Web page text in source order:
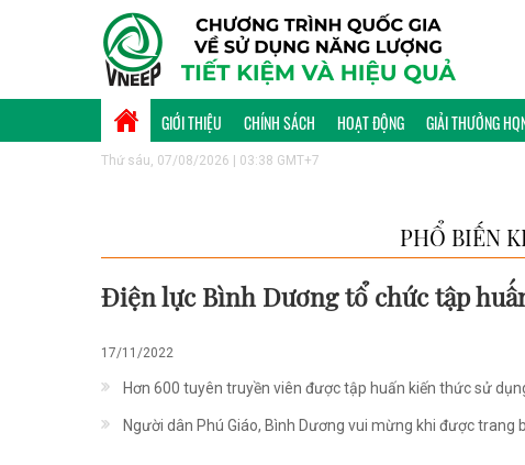
GIỚI THIỆU CHÍNH SÁCH HOẠT ĐỘNG GIẢI THƯỞNG
Thứ sáu, 07/08/2026 | 03:38 GMT+7
PHỔ BIẾN
Điện lực Bình Dương tổ chức tập
17/11/2022
Hơn 600 tuyên truyền viên được tập huấn kiến thức sử
Người dân Phú Giáo, Bình Dương vui mừng khi được trang